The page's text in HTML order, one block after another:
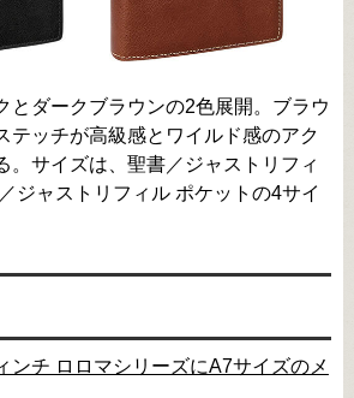
とダークブラウンの2色展開。ブラウ
テッチが高級感とワイルド感のアク
。サイズは、聖書／ジャストリフィ
ジャストリフィル ポケットの4サイ
ンチ ロロマシリーズにA7サイズのメ